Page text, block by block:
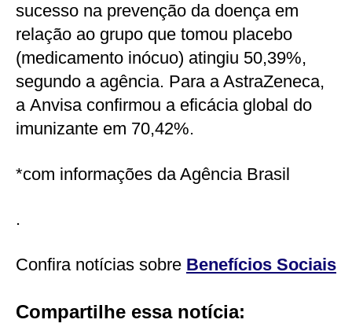
sucesso na prevenção da doença em
relação ao grupo que tomou placebo
(medicamento inócuo) atingiu 50,39%,
segundo a agência. Para a AstraZeneca,
a Anvisa confirmou a eficácia global do
imunizante em 70,42%.
*com informações da Agência Brasil
.
Confira notícias sobre Benefícios Sociais
Compartilhe essa notícia: